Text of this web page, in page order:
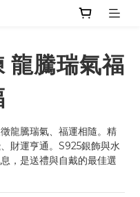
龍騰瑞氣福
龍騰瑞氣、福運相隨。精
財運亨通。S925銀飾與水
，是送禮與自戴的最佳選